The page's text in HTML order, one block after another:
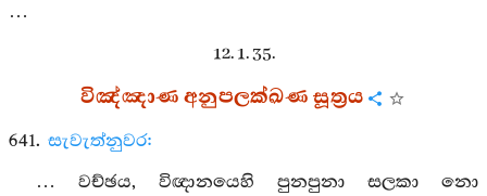
…
12. 1. 35.
විඤ්ඤාණ අනුපලක්ඛණ සූත්‍රය
641. සැවැත්නුවර:
… වච්ඡය, විඥානයෙහි පුනපුනා සලකා නො